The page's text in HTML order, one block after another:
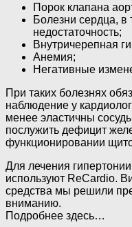
Порок клапана
Болезни сердца, в
недостаточность;
Внутричерепная
Анемия;
Негативные
При таких болезнях
наблюдение у
менее эластичны
послужить дефицит
функционировании
Для лечения
используют ReCardio.
средства мы решили
вниманию.
Подробнее здесь…